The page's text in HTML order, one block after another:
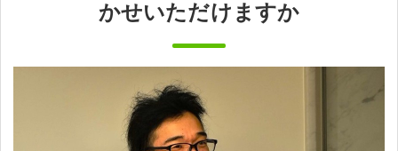
かせいただけますか